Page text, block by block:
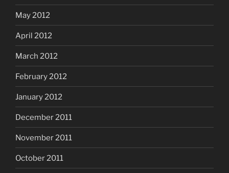
May 2012
April 2012
March 2012
February 2012
January 2012
December 2011
November 2011
October 2011